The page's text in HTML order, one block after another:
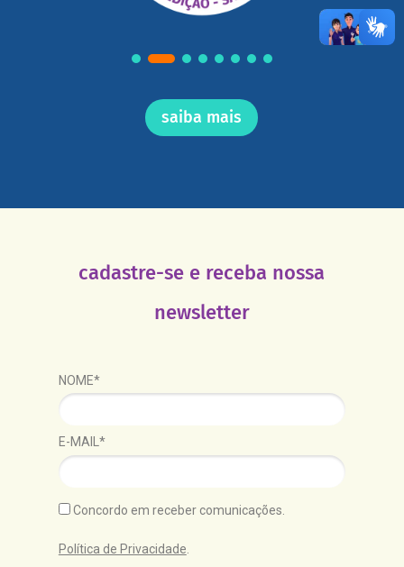
saiba mais
cadastre-se e receba nossa
newsletter
NOME*
E-MAIL*
Concordo em receber comunicações.
Política de Privacidade